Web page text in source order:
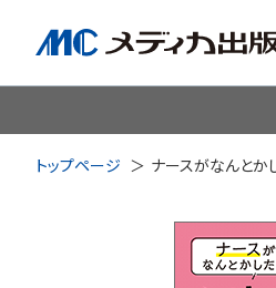
脳神経
透析・腎臓・血液
トップページ ナースがなんとか